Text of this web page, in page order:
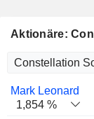
Aktionäre:
Name Aktien
Mark Leonard
1,854 %